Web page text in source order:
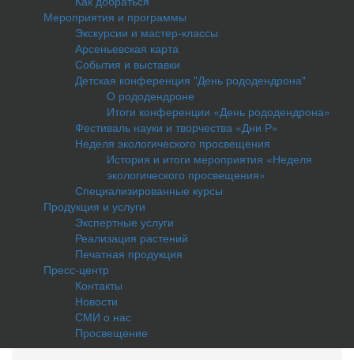
Мероприятия и программы
Экскурсии и мастер-классы
Арсеньевская карта
События и выставки
Детская конференция "День рододендрона"
О рододендроне
Итоги конференции «День рододендрона»
Фестиваль науки и творчества «Дни Р»
Неделя экологического просвещения
История и итоги мероприятия «Неделя
экологического просвещения»
Специализированные курсы
Продукция и услуги
Экспертные услуги
Реализация растений
Печатная продукция
Пресс-центр
Контакты
Новости
СМИ о нас
Просвещение